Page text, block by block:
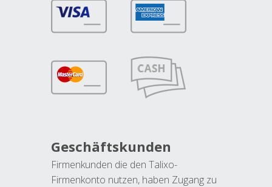
Geschäftskunden
Firmenkunden die den Talixo-
Firmenkonto nutzen, haben Zugang zu